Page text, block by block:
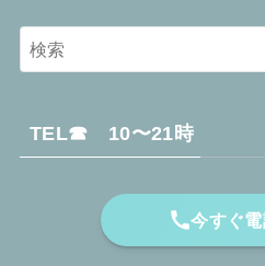
TEL☎︎ 10〜21時
今すぐ